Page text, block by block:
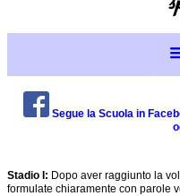
al Gruppo della
Scuola
come
servizio
Segue la Scuola in
Stadio I: Dopo aver raggiunto la
formulate chiaramente con parole